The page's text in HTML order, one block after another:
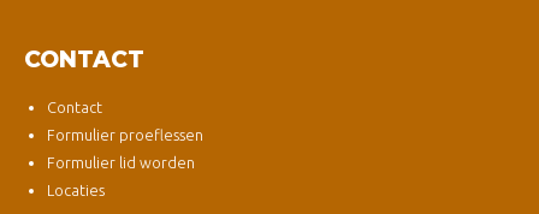
CONTACT
Contact
Formulier proeflessen
Formulier lid worden
Locaties